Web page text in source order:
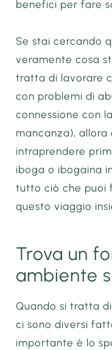
benefici per fare
Se stai cercando
veramente cosa
tratta di lavorare
con problemi di
connessione con
mancanza), allora
intraprendere
iboga o ibogaina
tutto ciò che puoi
questo viaggio
Trova un
ambiente
Quando si tratta
ci sono diversi
importante è lo